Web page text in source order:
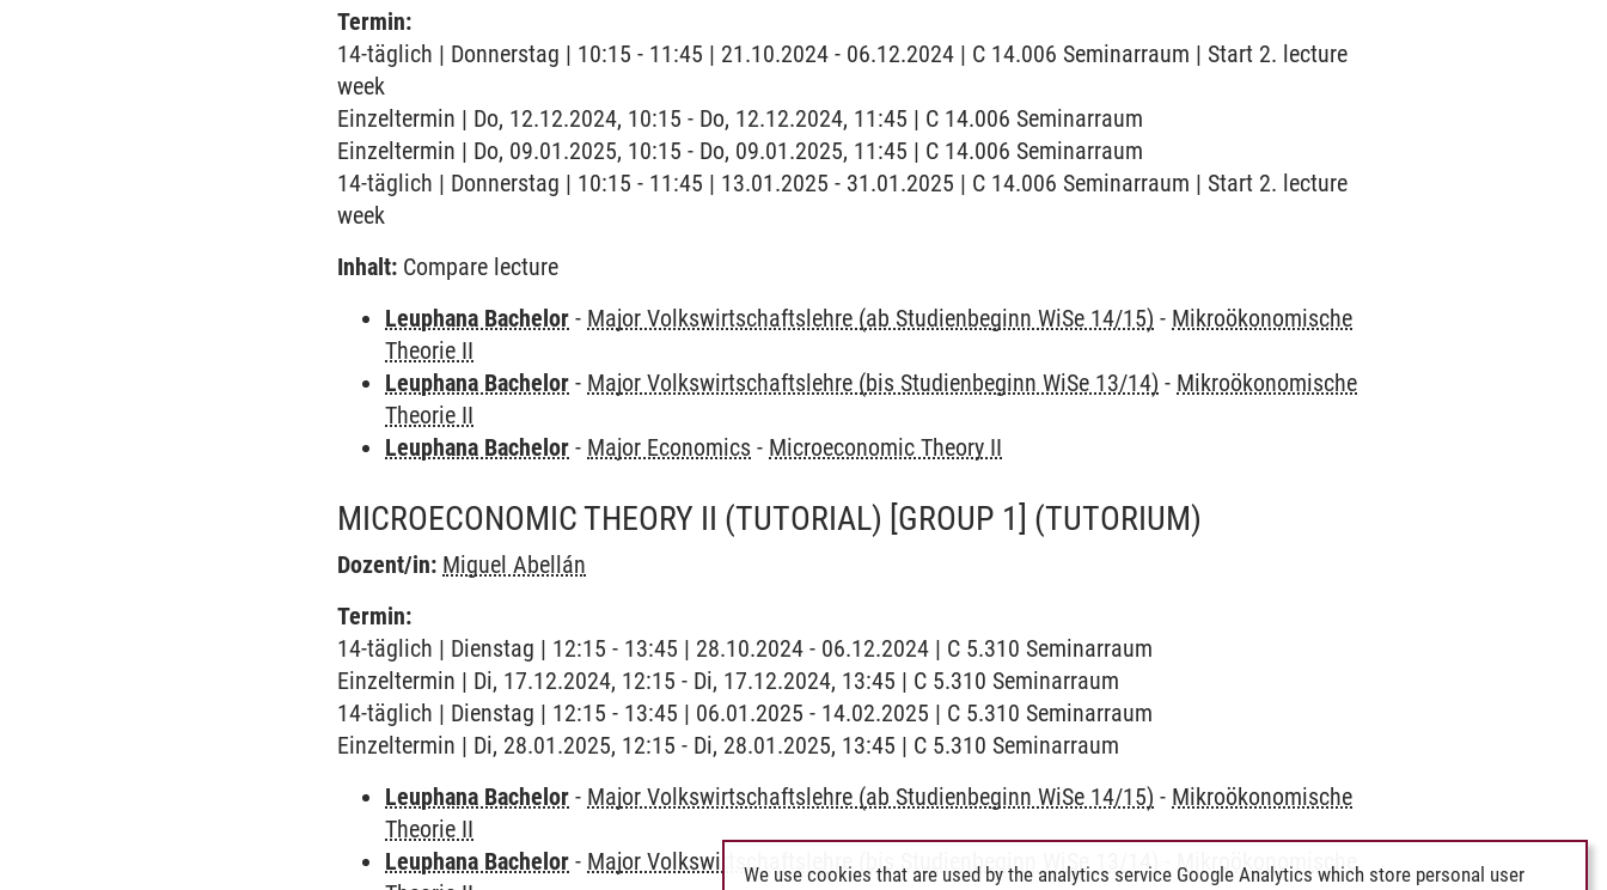
Termin:
14-täglich | Donnerstag | 10:15 - 11:45 | 21.10.2024 - 06.12.2024 | C 14.006 Seminarraum | Start 2. lecture
week
Einzeltermin | Do, 12.12.2024, 10:15 - Do, 12.12.2024, 11:45 | C 14.006 Seminarraum
Einzeltermin | Do, 09.01.2025, 10:15 - Do, 09.01.2025, 11:45 | C 14.006 Seminarraum
14-täglich | Donnerstag | 10:15 - 11:45 | 13.01.2025 - 31.01.2025 | C 14.006 Seminarraum | Start 2. lecture
week
Inhalt: Compare lecture
Leuphana Bachelor - Major Volkswirtschaftslehre (ab Studienbeginn WiSe 14/15) - Mikroökonomische
Theorie II
Leuphana Bachelor - Major Volkswirtschaftslehre (bis Studienbeginn WiSe 13/14) - Mikroökonomische
Theorie II
Leuphana Bachelor - Major Economics - Microeconomic Theory II
MICROECONOMIC THEORY II (TUTORIAL) [GROUP 1] (TUTORIUM)
Dozent/in: Miguel Abellán
Termin:
14-täglich | Dienstag | 12:15 - 13:45 | 28.10.2024 - 06.12.2024 | C 5.310 Seminarraum
Einzeltermin | Di, 17.12.2024, 12:15 - Di, 17.12.2024, 13:45 | C 5.310 Seminarraum
14-täglich | Dienstag | 12:15 - 13:45 | 06.01.2025 - 14.02.2025 | C 5.310 Seminarraum
Einzeltermin | Di, 28.01.2025, 12:15 - Di, 28.01.2025, 13:45 | C 5.310 Seminarraum
Leuphana Bachelor - Major Volkswirtschaftslehre (ab Studienbeginn WiSe 14/15) - Mikroökonomische
Theorie II
Leuphana Bachelor - Major Volkswirtschaftslehre (bis Studienbeginn WiSe 13/14)
Mikroökonomische
We use cookies that are used by the analytics service Google Analytics which store personal user